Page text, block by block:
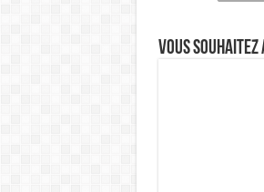
Vous